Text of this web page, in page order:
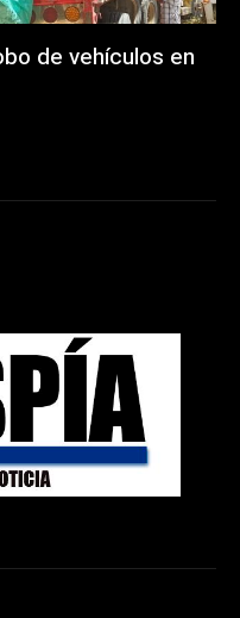
de vehículos en